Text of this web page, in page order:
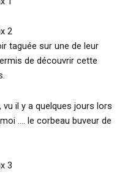
taguée sur une de leur
de découvrir cette
il y a quelques jours lors
…. le corbeau buveur de